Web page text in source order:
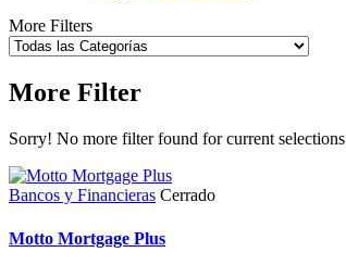
More Filters
More Filter
Sorry! No more filter found for current selections
Bancos y Financieras Cerrado
Motto Mortgage Plus